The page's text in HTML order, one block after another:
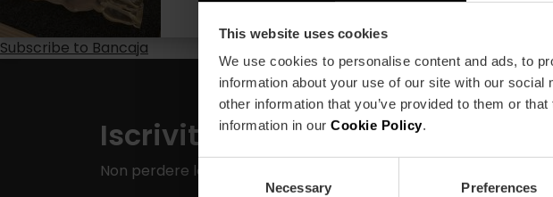
This website uses cookies
We use cookies to personalise content and ads, to
information about your use of our site with our
other information that you’ve provided to them or
information in our Cookie Policy.
Consent
Necessary Preferences
Subscribe to Bancaja
Iscriviti alla nostra Newsletter!
Non perdere le migliori proposte per scoprire Valencia!